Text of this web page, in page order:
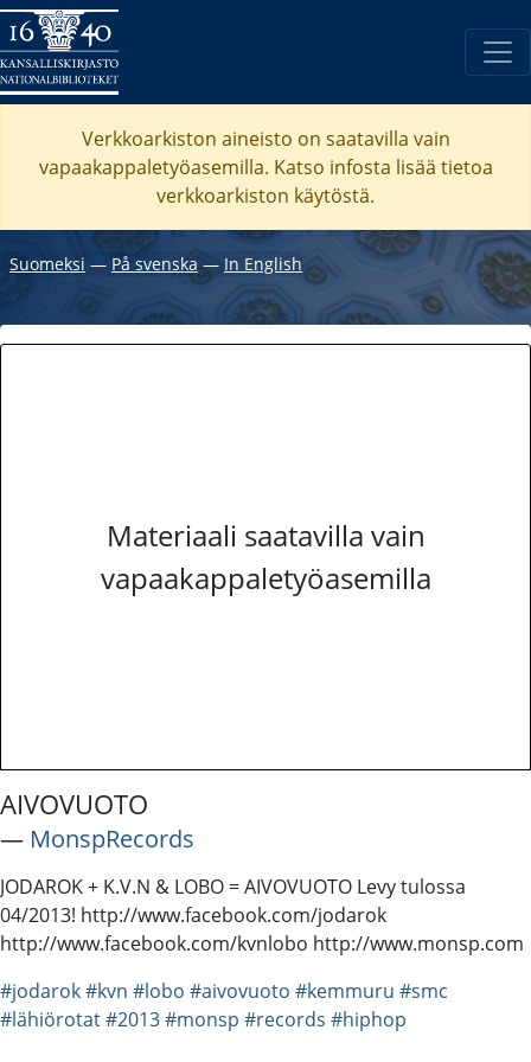
Verkkoarkiston aineisto on saatavilla vain
vapaakappaletyöasemilla. Katso infosta lisää tietoa
verkkoarkiston käytöstä.
Suomeksi ― På svenska― In English
Materiaali saatavilla vain
vapaakappaletyöasemilla
AIVOVUOTO
― MonspRecords
JODAROK + K.V.N & LOBO = AIVOVUOTO Levy tulossa
04/2013! http://www.facebook.com/jodarok
http://www.facebook.com/kvnlobo http://www.monsp.com
#jodarok#kvn #lobo #aivovuoto #kemmuru #smc
#lähiörotat#2013#monsp #records #hiphop